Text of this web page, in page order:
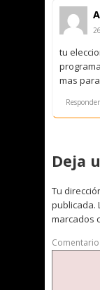
tu
mas
Responder
Deja
Tu
publicada.
marcados
Comentario